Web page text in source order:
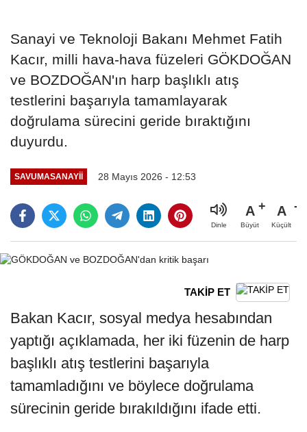
Sanayi ve Teknoloji Bakanı Mehmet Fatih
Kacır, milli hava-hava füzeleri GÖKDOĞAN
ve BOZDOĞAN'ın harp başlıklı atış
testlerini başarıyla tamamlayarak
doğrulama sürecini geride bıraktığını
duyurdu.
SAVUMASANAYII 28 Mayıs 2026 - 12:53
Dinle
A
Büyüt
A
Küçült
TAKİP ET
Bakan Kacır, sosyal medya hesabından
yaptığı açıklamada, her iki füzenin de harp
başlıklı atış testlerini başarıyla
tamamladığını ve böylece doğrulama
sürecinin geride bırakıldığını ifade etti.